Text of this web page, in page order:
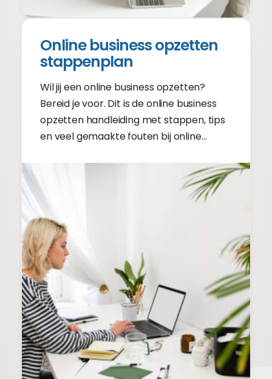
Online business opzetten
stappenplan
Wil jij een online business opzetten?
Bereid je voor. Dit is de online business
opzetten handleiding met stappen, tips
en veel gemaakte fouten bij online